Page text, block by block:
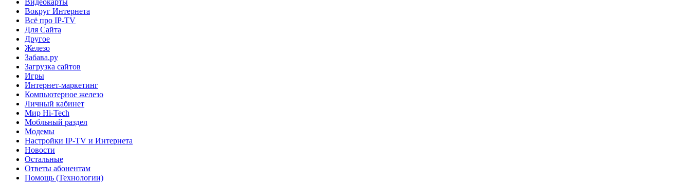
Видеокарты
Вокруг Интернета
Всё про IP-TV
Для Сайта
Другое
Железо
Забава.ру
Загрузка сайтов
Игры
Интернет-маркетинг
Компьютерное железо
Личный кабинет
Мир Hi-Tech
Мобльный раздел
Модемы
Настройки IP-TV и Интернета
Новости
Остальные
Ответы абонентам
Помощь (Технологии)